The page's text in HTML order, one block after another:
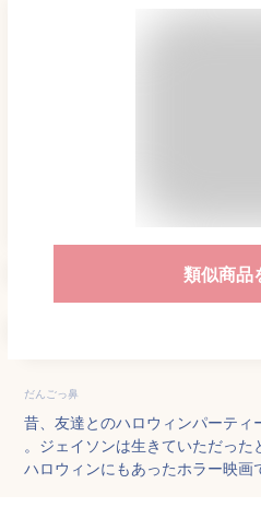
類似商品
だんごっ鼻
昔、友達とのハロウィンパーティ
。ジェイソンは生きていただっ
ハロウィンにもあったホラー映画